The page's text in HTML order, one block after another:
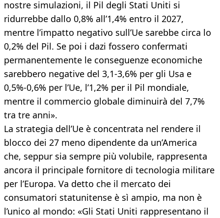
nostre simulazioni, il Pil degli Stati Uniti si
ridurrebbe dallo 0,8% all’1,4% entro il 2027,
mentre l’impatto negativo sull’Ue sarebbe circa lo
0,2% del Pil. Se poi i dazi fossero confermati
permanentemente le conseguenze economiche
sarebbero negative del 3,1-3,6% per gli Usa e
0,5%-0,6% per l’Ue, l’1,2% per il Pil mondiale,
mentre il commercio globale diminuirà del 7,7%
tra tre anni».
La strategia dell’Ue è concentrata nel rendere il
blocco dei 27 meno dipendente da un’America
che, seppur sia sempre più volubile, rappresenta
ancora il principale fornitore di tecnologia militare
per l’Europa. Va detto che il mercato dei
consumatori statunitense è sì ampio, ma non è
l’unico al mondo: «Gli Stati Uniti rappresentano il